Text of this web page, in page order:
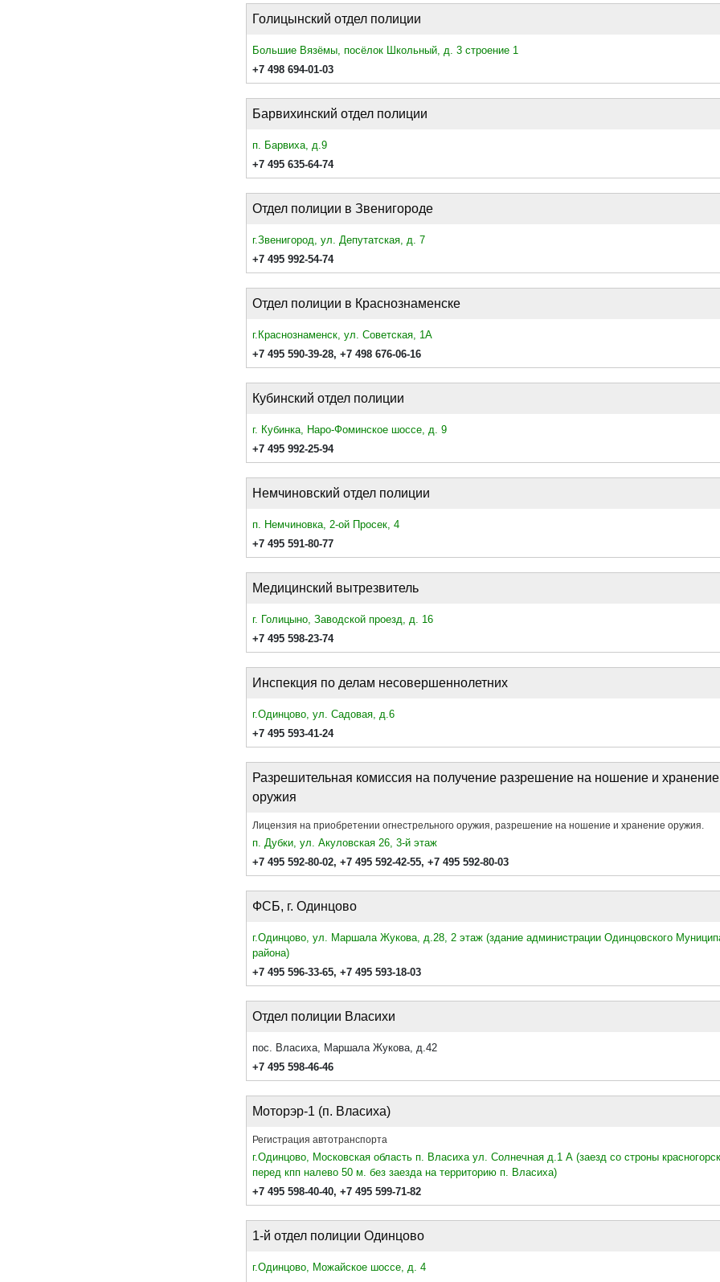
Голицынский отдел полиции
Большие Вязёмы, посёлок Школьный, д. 3 строение 1
+7 498 694-01-03
Барвихинский отдел полиции
п. Барвиха, д.9
+7 495 635-64-74
Отдел полиции в Звенигороде
г.Звенигород, ул. Депутатская, д. 7
+7 495 992-54-74
Отдел полиции в Краснознаменске
г.Краснознаменск, ул. Советская, 1А
+7 495 590-39-28, +7 498 676-06-16
Кубинский отдел полиции
г. Кубинка, Наро-Фоминское шоссе, д. 9
+7 495 992-25-94
Немчиновский отдел полиции
п. Немчиновка, 2-ой Просек, 4
+7 495 591-80-77
Медицинский вытрезвитель
г. Голицыно, Заводской проезд, д. 16
+7 495 598-23-74
Инспекция по делам несовершеннолетних
г.Одинцово, ул. Садовая, д.6
+7 495 593-41-24
Разрешительная комиссия на получение разрешение на ношение и хранение
оружия
Лицензия на приобретении огнестрельного оружия, разрешение на ношение и хранение оружия.
п. Дубки, ул. Акуловская 26, 3-й этаж
+7 495 592-80-02, +7 495 592-42-55, +7 495 592-80-03
ФСБ, г. Одинцово
г.Одинцово, ул. Маршала Жукова, д.28, 2 этаж (здание администрации Одинцовского
района)
+7 495 596-33-65, +7 495 593-18-03
Отдел полиции Власихи
пос. Власиха, Маршала Жукова, д.42
+7 495 598-46-46
Моторэр-1 (п. Власиха)
Регистрация автотранспорта
г.Одинцово, Московская область п. Власиха ул. Солнечная д.1 А (заезд со строны
перед кпп налево 50 м. без заезда на территорию п. Власиха)
+7 495 598-40-40, +7 495 599-71-82
1-й отдел полиции Одинцово
г.Одинцово, Можайское шоссе, д. 4